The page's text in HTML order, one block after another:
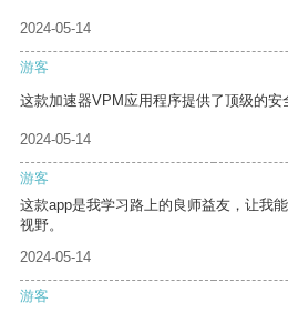
2024-05-14
游客
这款加速器VPM应用程序提供了顶级的安
2024-05-14
游客
这款app是我学习路上的良师益友，让我
视野。
2024-05-14
游客